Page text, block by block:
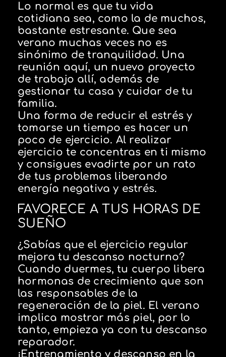
Lo normal es que tu vida
cotidiana sea, como la de muchos,
bastante estresante. Que sea
verano muchas veces no es
sinónimo de tranquilidad. Una
reunión aquí, un nuevo proyecto
de trabajo allí, además de
gestionar tu casa y cuidar de tu
familia.
Una forma de reducir el estrés y
tomarse un tiempo es hacer un
poco de ejercicio. Al realizar
ejercicio te concentras en ti mismo
y consigues evadirte por un rato
de tus problemas liberando
energía negativa y estrés.
FAVORECE A TUS HORAS DE
SUEÑO
¿Sabías que el ejercicio regular
mejora tu descanso nocturno?
Cuando duermes, tu cuerpo libera
hormonas de crecimiento que son
las responsables de la
regeneración de la piel. El verano
implica mostrar más piel, por lo
tanto, empieza ya con tu descanso
reparador.
¡Entrenamiento y descanso en la